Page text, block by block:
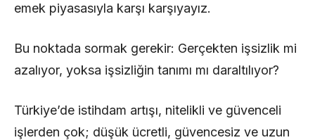
emek piyasasıyla karşı karşıyayız.
Bu noktada sormak gerekir: Gerçekten işsizlik mi
azalıyor, yoksa işsizliğin tanımı mı daraltılıyor?
Türkiye’de istihdam artışı, nitelikli ve güvenceli
işlerden çok; düşük ücretli, güvencesiz ve uzun